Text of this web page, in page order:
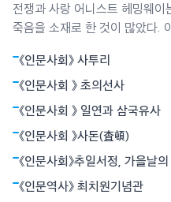
전쟁과 사랑 어니스트 헤밍웨
죽음을 소재로 한 것이 많았다.
철학이었다. 그는 그것이 용기
믿었다. 그의 장편 ‘누구를 위하
정권과 좌파 공화군으로 갈라져
《인문사회》 사투리
《인문사회 》 초의선사
《인문사회 》 일연과 삼국유사
《인문사회 》사돈(査頓)
《인문사회》추일서정, 가을날
《인문역사》 최치원기념관